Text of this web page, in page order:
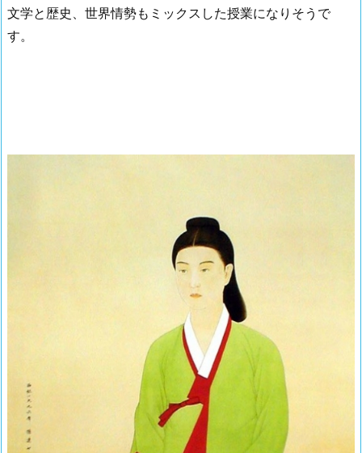
文学と歴史、世界情勢もミックスした授業になりそうで
す。